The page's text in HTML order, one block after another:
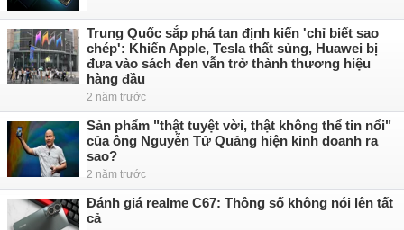
Trung Quốc sắp phá tan định kiến 'chỉ biết sao
chép': Khiến Apple, Tesla thất sủng, Huawei bị
đưa vào sách đen vẫn trở thành thương hiệu
hàng đầu
2 năm trước
Sản phẩm "thật tuyệt vời, thật không thể tin nổi"
của ông Nguyễn Tử Quảng hiện kinh doanh ra
sao?
2 năm trước
Đánh giá realme C67: Thông số không nói lên tất
cả